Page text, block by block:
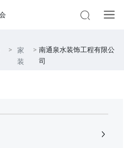
家
装
南通泉水装饰工程有限公
司